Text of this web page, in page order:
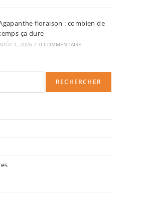
floraison : combien de
ça dure
1, 2026 / 0 COMMENTAIRE
RECHERCHER